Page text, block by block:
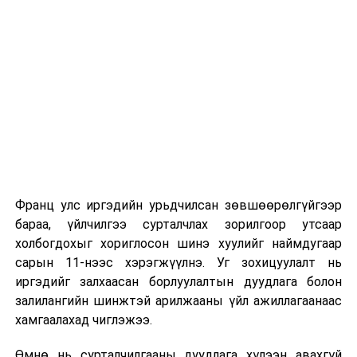
2026 оны 9 дүгээр сарын 13-наас оюутнуудыг
дотуур байранд оруулж эхэлнэ.
Сургууль, цэцэрлэгийн үйл ажиллагааны
зохицуулалт
2026 оны 8 дугаар сарын 17–28-ны өдрүүдэд
Франц улс иргэдийн урьдчилсан зөвшөөрөлгүйгээр
бараа, үйлчилгээ сурталчлах зорилгоор утсаар
холбогдохыг хориглосон шинэ хуулийг наймдугаар
сарын 11-нээс хэрэгжүүлнэ. Уг зохицуулалт нь
иргэдийг залхаасан борлуулалтын дуудлага болон
залилангийн шинжтэй арилжааны үйл ажиллагаанаас
хамгаалахад чиглэжээ.